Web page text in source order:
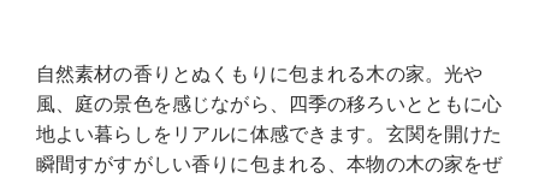
マイページ アカウント登録
自然素材の香りとぬくもりに包まれる木の家。光や
風、庭の景色を感じながら、四季の移ろいとともに心
地よい暮らしをリアルに体感できます。玄関を開けた
瞬間すがすがしい香りに包まれる、本物の木の家をぜ